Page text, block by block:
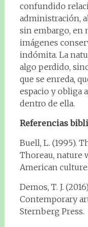
confundido
administración,
sin embargo, en
imágenes
indómita. La
algo perdido,
que se enreda,
espacio y obliga
dentro de ella.
Referencias
Buell, L. (1995).
Thoreau, nature
American
Demos, T. J.
Contemporary
Sternberg Press.